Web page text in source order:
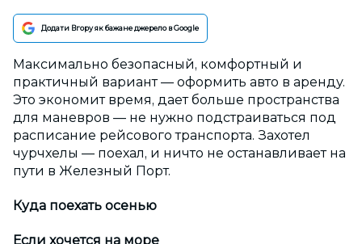
Додати Вгору як бажане джерело в Google
Максимально безопасный, комфортный и
практичный вариант — оформить авто в аренду.
Это экономит время, дает больше пространства
для маневров — не нужно подстраиваться под
расписание рейсового транспорта. Захотел
чурчхелы — поехал, и ничто не останавливает на
пути в Железный Порт.
Куда поехать осенью
Если хочется на море